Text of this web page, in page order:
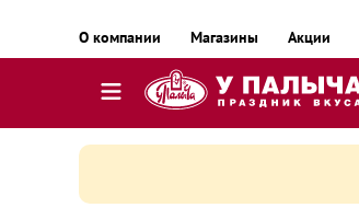
О компании Магазины Акции